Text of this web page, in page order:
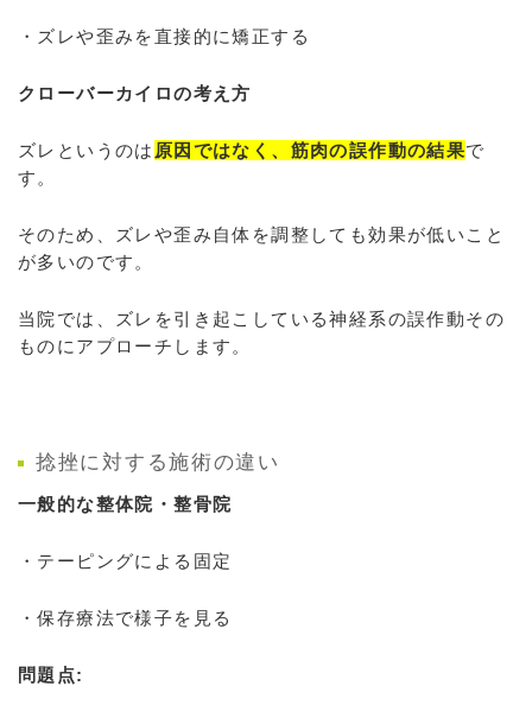
・ズレや歪みを直接的に矯正する
クローバーカイロの考え方
ズレというのは 原因ではなく、筋肉の誤作動の結果で
す。
そのため、ズレや歪み自体を調整しても効果が低いこと
が多いのです。
当院では、ズレを引き起こしている神経系の誤作動その
ものにアプローチします。
捻挫に対する施術の違い
一般的な整体院・整骨院
・テーピングによる固定
・保存療法で様子を見る
問題点: